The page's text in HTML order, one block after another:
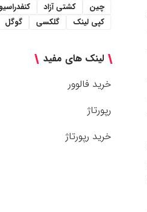
چین
کشتی آزاد
کپی لینک
گلکسی گوگل
لینک های مفید
خرید فالوور
رپورتاژ
خرید رپورتاژ